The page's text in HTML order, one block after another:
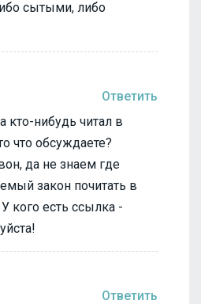
сытыми, либо
Ответить
кто-нибудь читал в
что обсуждаете?
да не знаем где
закон почитать в
кого есть ссылка -
Ответить